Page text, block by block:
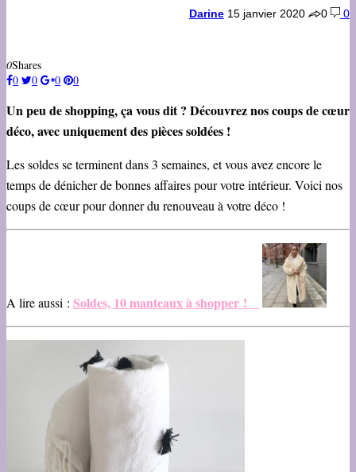
Darine 15 janvier 2020 0 0
0Shares
0
0 0 0
Un peu de shopping, ça vous dit ? Découvrez nos coups de cœur
déco, avec uniquement des pièces soldées !
Les soldes se terminent dans 3 semaines, et vous avez encore le
temps de dénicher de bonnes affaires pour votre intérieur. Voici nos
coups de cœur pour donner du renouveau à votre déco !
A lire aussi : Soldes, 10 manteaux à shopper !